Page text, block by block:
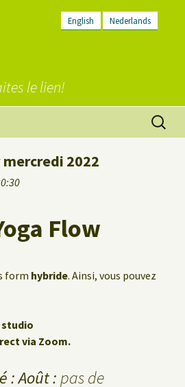
English Nederlands
le lien!
mercredi 2022
Flow
form hybride. Ainsi, vous pouvez
studio
via Zoom.
: Août : pas de